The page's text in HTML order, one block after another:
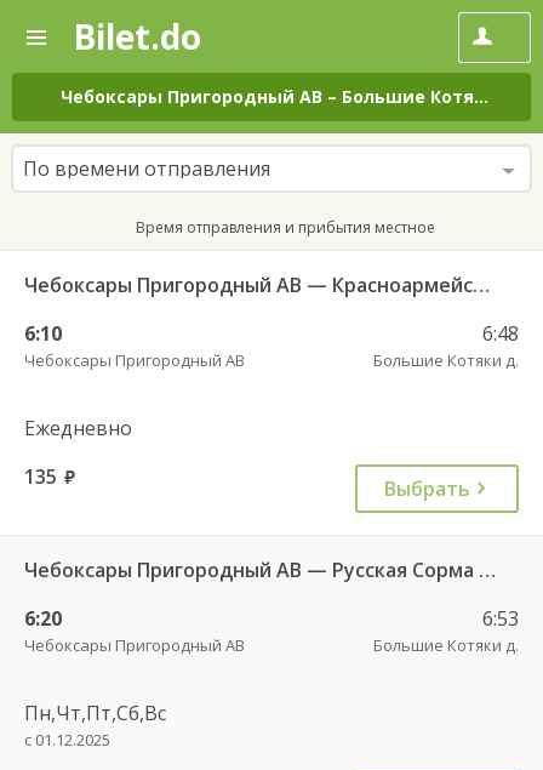
—
Поиск
и
покупка
билетов
на
автобус
онлайн
Bilet.do
Чебоксары Пригородный АВ – Большие Котяки д.
По времени отправления
Время отправления и прибытия местное
Чебоксары Пригородный АВ — Красноармейское с. ДКП 121
6:10
Чебоксары Пригородный АВ
6:48
Большие Котяки д.
Ежедневно
135 руб. Выбрать
Чебоксары Пригородный АВ — Русская Сорма с. 128
6:20
Чебоксары Пригородный АВ
6:53
Большие Котяки д.
Пн,Чт,Пт,Сб,Вс
с 01.12.2025